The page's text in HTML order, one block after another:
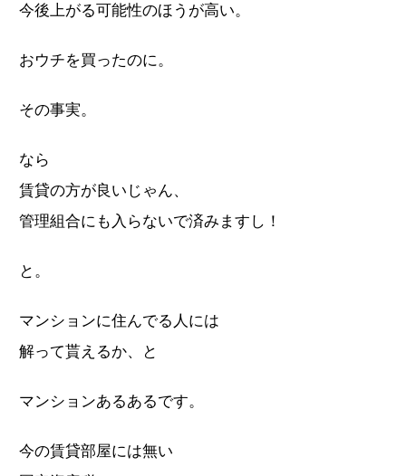
今後上がる可能性のほうが高い。
おウチを買ったのに。
その事実。
なら
賃貸の方が良いじゃん、
管理組合にも入らないで済みますし！
と。
マンションに住んでる人には
解って貰えるか、と
マンションあるあるです。
今の賃貸部屋には無い